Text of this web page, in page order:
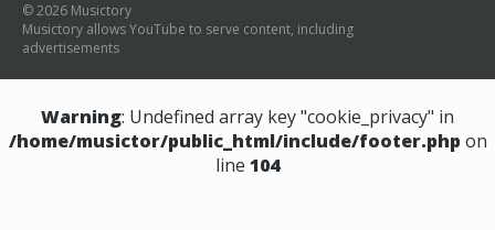
© 2026 Musictory
Musictory allows YouTube to serve content, including
advertisements
Warning: Undefined array key "cookie_privacy" in
/home/musictor/public_html/include/footer.php on
line 104